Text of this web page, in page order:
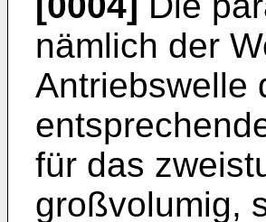
nämlich der
Antriebswelle
für das
großvolumig,